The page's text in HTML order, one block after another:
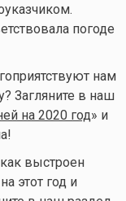
погоде
нам
Загляните в наш
на 2020 год» и
как выстроен
этот год и